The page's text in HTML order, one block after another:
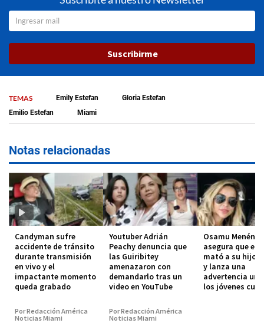
Suscribirme
TEMAS Emily Estefan
Gloria Estefan
Emilio Estefan
Miami
Notas relacionadas
Candyman sufre
accidente de tránsito
durante transmisión
en vivo y el
impactante momento
queda grabado
Por Redacción América
Noticias Miami
Youtuber Adrián
Peachy denuncia que
las Guiribitey
amenazaron con
demandarlo tras un
video en YouTube
Por Redacción América
Noticias Miami
Osamu
asegura que el
mató a su hijo
y lanza una
advertencia
los jóvenes